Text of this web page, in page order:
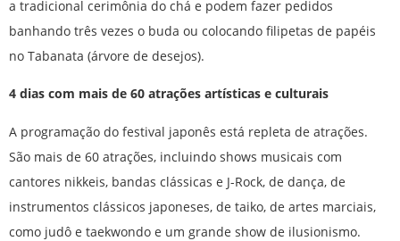
a tradicional cerimônia do chá e podem fazer pedidos
banhando três vezes o buda ou colocando filipetas de papéis
no Tabanata (árvore de desejos).
4 dias com mais de 60 atrações artísticas e culturais
A programação do festival japonês está repleta de atrações.
São mais de 60 atrações, incluindo shows musicais com
cantores nikkeis, bandas clássicas e J-Rock, de dança, de
instrumentos clássicos japoneses, de taiko, de artes marciais,
como judô e taekwondo e um grande show de ilusionismo.